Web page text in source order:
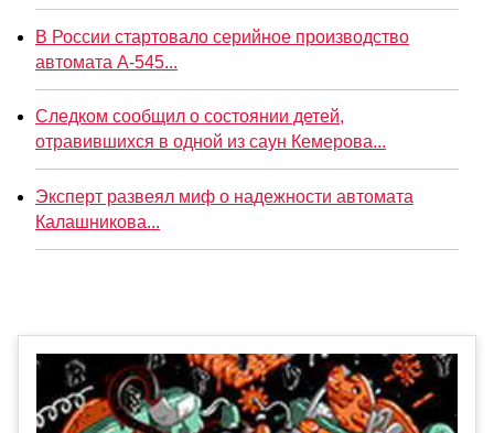
В России стартовало серийное производство
автомата А-545...
Следком сообщил о состоянии детей,
отравившихся в одной из саун Кемерова...
Эксперт развеял миф о надежности автомата
Калашникова...